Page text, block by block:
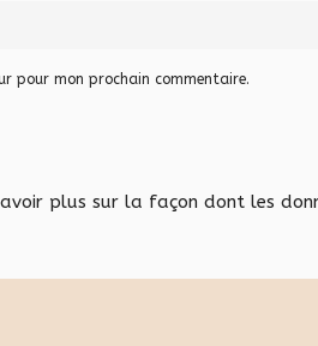
pour mon prochain commentaire.
plus sur la façon dont les